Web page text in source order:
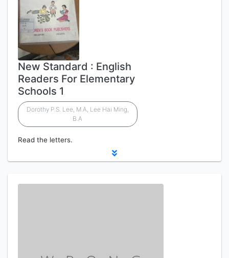
New Standard : English
Readers For Elementary
Schools 1
Dorothy P.S. Lee, M.A, Lee Hai Ming,
B.A
Read the letters.